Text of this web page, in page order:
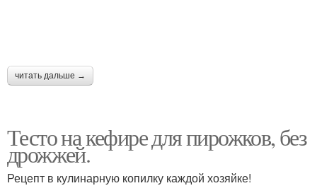
читать дальше →
Тесто на кефире для пирожков, без
дрожжей.
Рецепт в кулинарную копилку каждой хозяйке!